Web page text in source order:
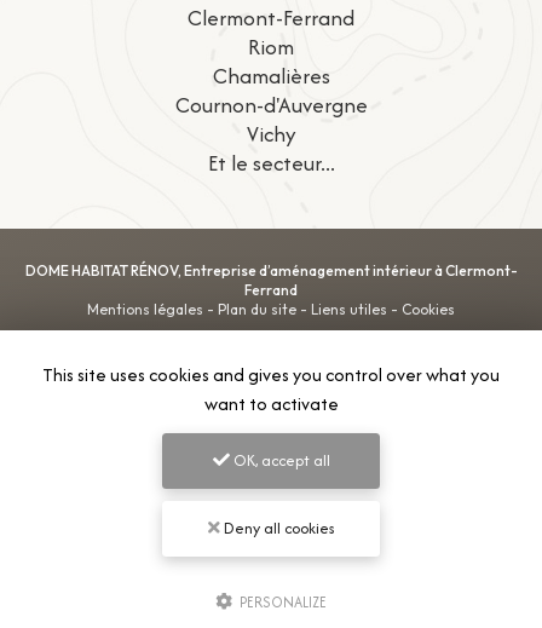
Clermont-Ferrand
Riom
Chamalières
Cournon-d'Auvergne
Vichy
Et le secteur...
DOME HABITAT RÉNOV, Entreprise d’aménagement intérieur à Clermont-
Ferrand
Mentions légales - Plan du site - Liens utiles - Cookies
Création et référencement de site Internet
Demande de Devis
Sitemap
9.9/10
5 avis
This site uses cookies and gives you control over what you
want to activate
OK, accept all
Deny all cookies
PERSONALIZE